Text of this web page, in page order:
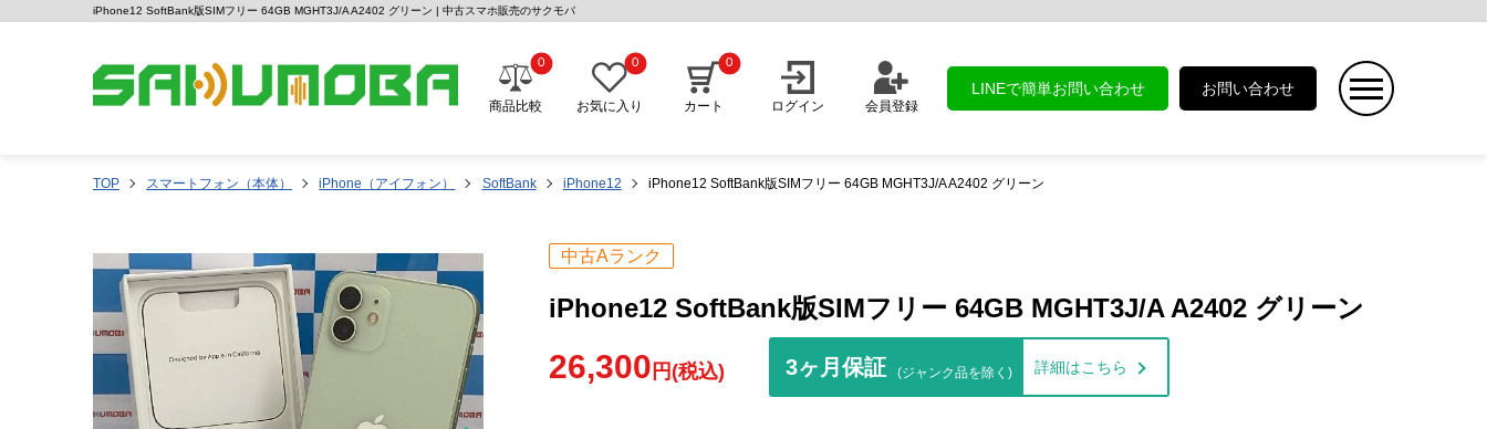
iPhone12 SoftBank版SIMフリー 64GB MGHT3J/A A2402 グリーン | 中古スマホ販売のサクモバ
商品比較
0
お気に入り
0
カート
0
ログイン 会員登録
LINEで簡単お問い合わせ お問い合わせ
TOP スマートフォン（本体） iPhone（アイフォン） SoftBank iPhone12 iPhone12 SoftBank版SIMフリー 64GB MGHT3J/A A2402 グリーン
中古Aランク
iPhone12 SoftBank版SIMフリー 64GB MGHT3J/A A2402 グリーン
26,300 円(税込) 3ヶ月保証 (ジャンク品を除く) 詳細はこちら